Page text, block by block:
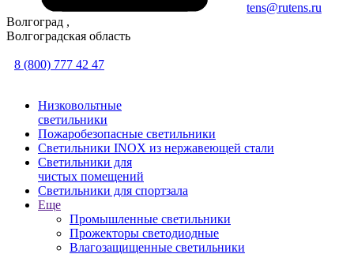
tens@rutens.ru
Волгоград ,
Волгоградская область
8 (800) 777 42 47
Низковольтные
светильники
Пожаробезопасные светильники
Светильники INOX из нержавеющей стали
Светильники для
чистых помещений
Светильники для спортзала
Еще
Промышленные светильники
Прожекторы светодиодные
Влагозащищенные светильники